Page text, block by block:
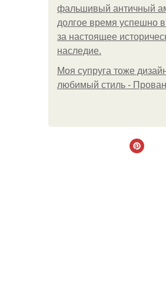
фальшивый античный
долгое время успешно
за настоящее
наследие.
Моя супруга тоже
любимый стиль -